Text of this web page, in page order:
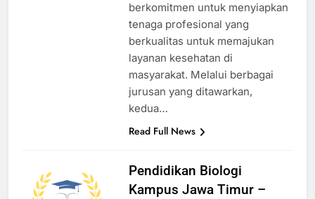
berkomitmen untuk menyiapkan
tenaga profesional yang
berkualitas untuk memajukan
layanan kesehatan di
masyarakat. Melalui berbagai
jurusan yang ditawarkan,
kedua…
Read Full News
Pendidikan Biologi
Kampus Jawa Timur –